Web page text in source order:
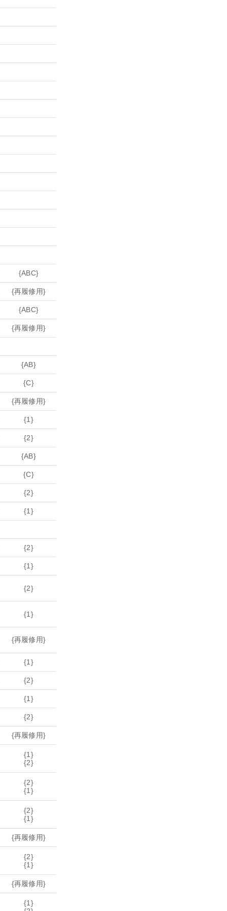
{ABC}
{再履修用}
{ABC}
{再履修用}
{AB}
{C}
{再履修用}
{1}
{2}
{AB}
{C}
{2}
{1}
{2}
{1}
{2}
{1}
{再履修用}
{1}
{2}
{1}
{2}
{再履修用}
{1}
{2}
{2}
{1}
{2}
{1}
{再履修用}
{2}
{1}
{再履修用}
{1}